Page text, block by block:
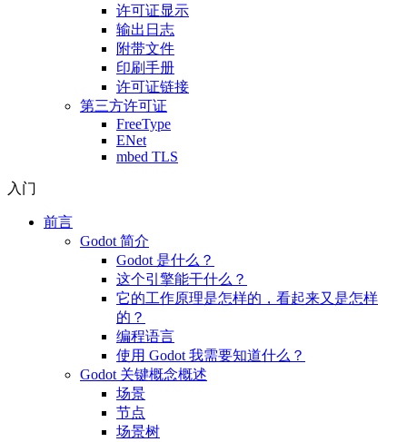
许可证显示
输出日志
附带文件
印刷手册
许可证链接
第三方许可证
FreeType
ENet
mbed TLS
入门
前言
Godot 简介
Godot 是什么？
这个引擎能干什么？
它的工作原理是怎样的，看起来又是怎样
的？
编程语言
使用 Godot 我需要知道什么？
Godot 关键概念概述
场景
节点
场景树